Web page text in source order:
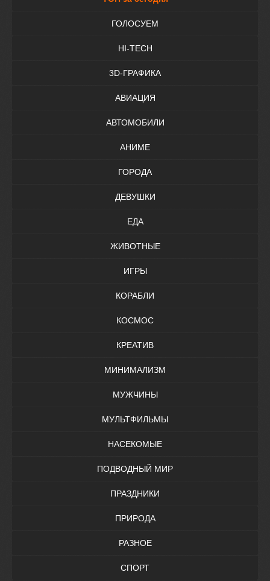
ГОЛОСУЕМ
HI-TECH
3D-ГРАФИКА
АВИАЦИЯ
АВТОМОБИЛИ
АНИМЕ
ГОРОДА
ДЕВУШКИ
ЕДА
ЖИВОТНЫЕ
ИГРЫ
КОРАБЛИ
КОСМОС
КРЕАТИВ
МИНИМАЛИЗМ
МУЖЧИНЫ
МУЛЬТФИЛЬМЫ
НАСЕКОМЫЕ
ПОДВОДНЫЙ МИР
ПРАЗДНИКИ
ПРИРОДА
РАЗНОЕ
СПОРТ